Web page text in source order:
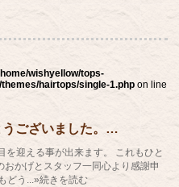
wishyellow/tops-
hairtops/single-1.php on line
うございました。…
を迎える事が出来ます。 これもひと
おかげとスタッフ一同心より感謝申
どう...»続きを読む